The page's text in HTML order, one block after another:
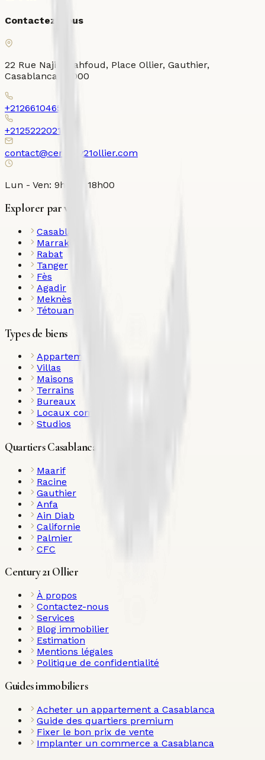
Contactez-nous
22 Rue Najib Mahfoud, Place Ollier, Gauthier,
Casablanca 20000
+212661046526
+212522202120
contact@century21ollier.com
Lun - Ven: 9h00 - 18h00
Explorer par ville
Casablanca
Marrakech
Rabat
Tanger
Fès
Agadir
Meknès
Tétouan
Types de biens
Appartements
Villas
Maisons
Terrains
Bureaux
Locaux commerciaux
Studios
Quartiers Casablanca
Maarif
Racine
Gauthier
Anfa
Ain Diab
Californie
Palmier
CFC
Century 21 Ollier
À propos
Contactez-nous
Services
Blog immobilier
Estimation
Mentions légales
Politique de confidentialité
Guides immobiliers
Acheter un appartement a Casablanca
Guide des quartiers premium
Fixer le bon prix de vente
Implanter un commerce a Casablanca